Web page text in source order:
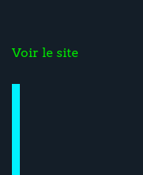
Voir le site